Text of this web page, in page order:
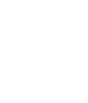
של ישראל
הקדטים, כמאמן
שימש
הנוער של